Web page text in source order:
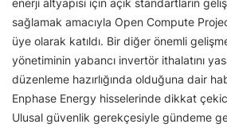
enerji altyapısı için açık standartların
sağlamak amacıyla Open Compute
üye olarak katıldı. Bir diğer önemli
yönetiminin yabancı invertör ithalatını
düzenleme hazırlığında olduğuna dair
Enphase Energy hisselerinde dikkat
Ulusal güvenlik gerekçesiyle gündeme